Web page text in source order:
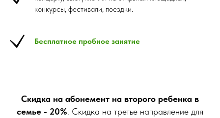
конкурсы, фестивали, поездки.
Бесплатное пробное занятие
Скидка на абонемент на второго ребенка в
семье - 20% . Скидка на третье направление для